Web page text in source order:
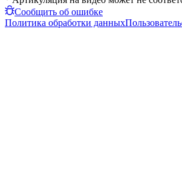
Сообщить об ошибке
Политика обработки данных